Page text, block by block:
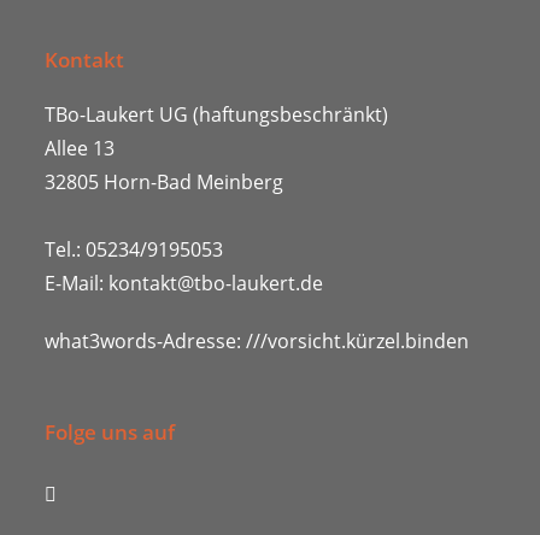
Kontakt
TBo-Laukert UG (haftungsbeschränkt)
Allee 13
32805 Horn-Bad Meinberg
Tel.: 05234/9195053
E-Mail: kontakt@tbo-laukert.de
what3words-Adresse:///vorsicht.kürzel.binden
Folge uns auf